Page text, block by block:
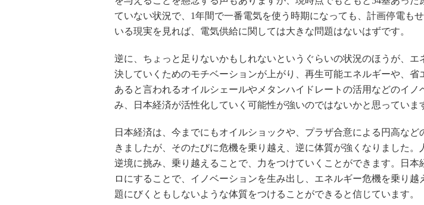
ていない状況で、1年間で一番電気を使う時期になっても、計画停電も
いる現実を見れば、電気供給に関しては大きな問題はないはずです。
逆に、ちょっと足りないかもしれないというぐらいの状況のほうが、エ
決していくためのモチベーションが上がり、再生可能エネルギーや、省
あると言われるオイルシェールやメタンハイドレートの活用などのイノ
み、日本経済が活性化していく可能性が強いのではないかと思っていま
日本経済は、今までにもオイルショックや、プラザ合意による円高など
きましたが、そのたびに危機を乗り越え、逆に体質が強くなりました。
逆境に挑み、乗り越えることで、力をつけていくことができます。日本
ロにすることで、イノベーションを生み出し、エネルギー危機を乗り越
題にびくともしないような体質をつけることができると信じています。